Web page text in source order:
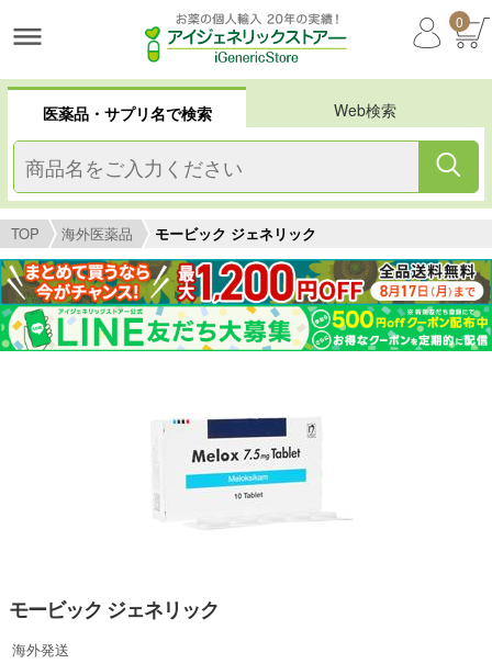
0
医薬品・サプリ名で検索 Web検索
TOP 海外医薬品 モービック ジェネリック
モービック ジェネリック
海外発送